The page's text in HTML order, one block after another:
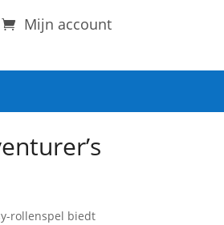
Mijn account
rollenspel biedt